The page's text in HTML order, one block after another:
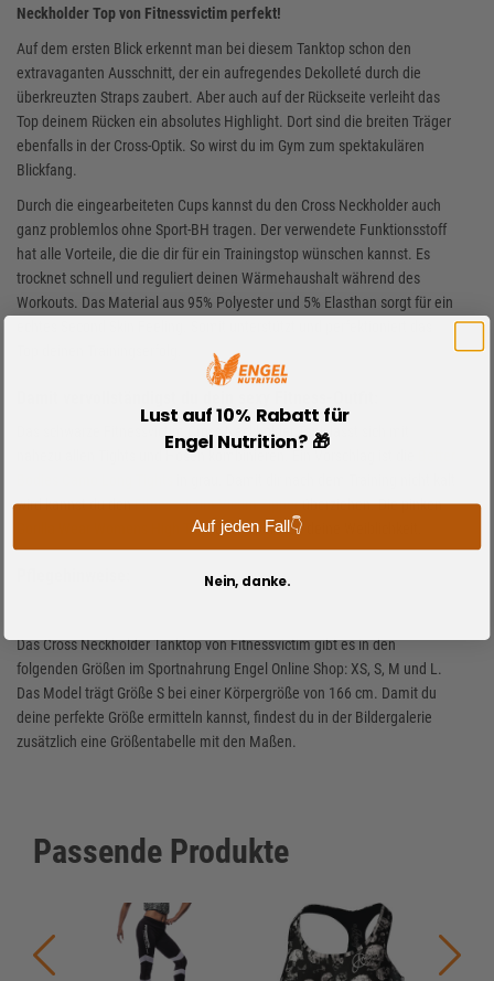
Neckholder Top von Fitnessvictim perfekt!
Auf dem ersten Blick erkennt man bei diesem Tanktop schon den
extravaganten Ausschnitt, der ein aufregendes Dekolleté durch die
überkreuzten Straps zaubert. Aber auch auf der Rückseite verleiht das
Top deinem Rücken ein absolutes Highlight. Dort sind die breiten Träger
ebenfalls in der Cross-Optik. So wirst du im Gym zum spektakulären
Blickfang.
Durch die eingearbeiteten Cups kannst du den Cross Neckholder auch
ganz problemlos ohne Sport-BH tragen. Der verwendete Funktionsstoff
hat alle Vorteile, die die dir für ein Trainingstop wünschen kannst. Es
trocknet schnell und reguliert deinen Wärmehaushalt während des
Workouts. Das Material aus 95% Polyester und 5% Elasthan sorgt für ein
Das schwarze Fitnessvictim Cross Neckholder Tank lässt sich mit
nahezu allen Tights und Hosen kombinieren. Ein Vorschlag ist die
wird kannst du denFitnessvictim Victim Zipperüberziehen. Die pinken
Gorilla Wear Womens High Topsunterstreichen deine Weiblichkeit.
Das Cross Neckholder Tanktop von Fitnessvictim gibt es in den
folgenden Größen im Sportnahrung Engel Online Shop: XS, S, M und L.
Das Model trägt Größe S bei einer Körpergröße von 166 cm. Damit du
deine perfekte Größe ermitteln kannst, findest du in der Bildergalerie
zusätzlich eine Größentabelle mit den Maßen.
Passende Produkte
Lust auf 10% Rabatt für
Engel Nutrition? 🎁
Auf jeden Fall👇
Nein, danke.